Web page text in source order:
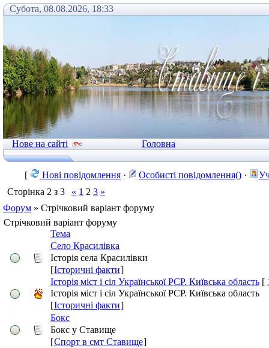
Субота, 08.08.2026, 18:33
Нове на сайті Головна
[ Нові повідомлення · Особисті повідомлення() ·
Сторінка 2 з 3 « 1 2 3 »
Форум » Стрічковий варіант форуму
Стрічковий варіант форуму
Тема
Село Красилівка
Історія села Красилівки
[Історичні факти]
Історія міст і сіл Української РСР. Київська область [
Історія міст і сіл Української РСР. Київська область
[Історичні факти]
Бокс
Бокс у Ставище
[Спорт в смт Ставище]